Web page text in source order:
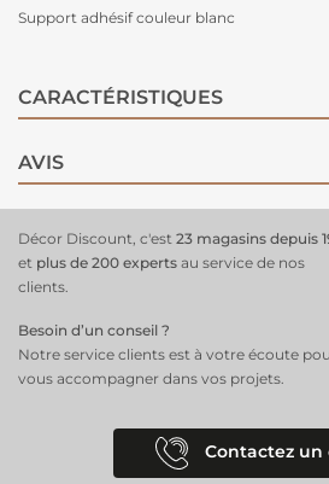
Support adhésif couleur blanc
CARACTÉRISTIQUES
AVIS
Décor Discount, c'est 23 magasins depuis
et plus de 200 experts au service de nos
clients.
Besoin d’un conseil ?
Notre service clients est à votre écoute
vous accompagner dans vos projets.
Contactez un